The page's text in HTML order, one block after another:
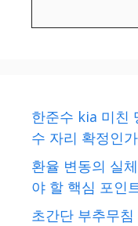
한준수 kia 미친
수 자리 확정인
환율 변동의 실
야 할 핵심 포인
초간단 부추무